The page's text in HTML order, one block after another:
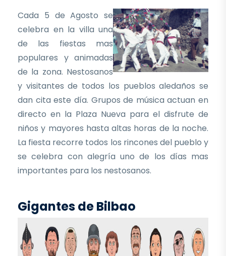
Cada 5 de Agosto se
celebra en la villa una
de las fiestas mas
populares y animadas
de la zona. Nestosanos
y visitantes de todos los pueblos aledaños se
dan cita este día. Grupos de música actuan en
directo en la Plaza Nueva para el disfrute de
niños y mayores hasta altas horas de la noche.
La fiesta recorre todos los rincones del pueblo y
se celebra con alegría uno de los días mas
importantes para los nestosanos.
Gigantes de Bilbao